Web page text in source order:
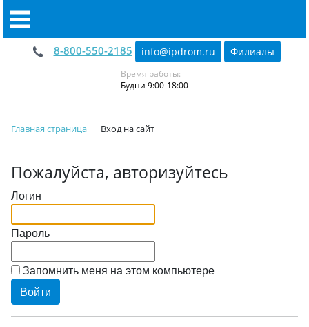
8-800-550-2185 info@ipdrom.ru Филиалы
Время работы:
Будни 9:00-18:00
Главная страница Вход на сайт
Пожалуйста, авторизуйтесь
Логин
Пароль
Запомнить меня на этом компьютере